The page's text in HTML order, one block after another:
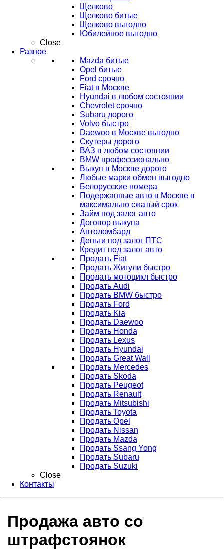
Щелково
Щелково битые
Щелково выгодно
Юбилейное выгодно
Close
Разное
Mazda битые
Opel битые
Ford срочно
Fiat в Москве
Hyundai в любом состоянии
Chevrolet срочно
Subaru дорого
Volvo быстро
Daewoo в Москве выгодно
Скутеры дорого
ВАЗ в любом состоянии
BMW профессионально
Выкуп в Москве дорого
Любые марки обмен выгодно
Белорусские номера
Подержанные авто в Москве в
максимально сжатый срок
Займ под залог авто
Договор выкупа
Автоломбард
Деньги под залог ПТС
Кредит под залог авто
Продать Fiat
Продать Жигули быстро
Продать мотоцикл быстро
Продать Audi
Продать BMW быстро
Продать Ford
Продать Kia
Продать Daewoo
Продать Honda
Продать Lexus
Продать Hyundai
Продать Great Wall
Продать Mercedes
Продать Skoda
Продать Peugeot
Продать Renault
Продать Mitsubishi
Продать Toyota
Продать Opel
Продать Nissan
Продать Mazda
Продать Ssang Yong
Продать Subaru
Продать Suzuki
Close
Контакты
Продажа авто со
штрафстоянок